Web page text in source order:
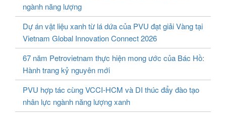
ngành năng lượng
Dự án vật liệu xanh từ lá dứa của PVU đạt giải Vàng tại
Vietnam Global Innovation Connect 2026
67 năm Petrovietnam thực hiện mong ước của Bác Hồ:
Hành trang kỷ nguyên mới
PVU hợp tác cùng VCCI-HCM và DI thúc đẩy đào tạo
nhân lực ngành năng lượng xanh